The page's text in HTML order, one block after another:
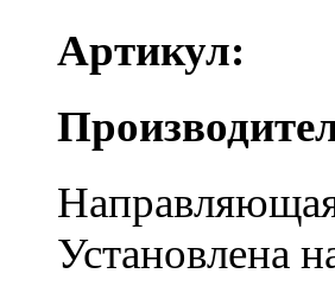
Артикул:
Установлена